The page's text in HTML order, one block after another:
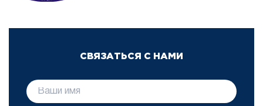
СВЯЗАТЬСЯ С НАМИ